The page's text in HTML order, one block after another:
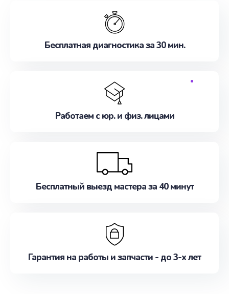
Бесплатная диагностика за 30 мин.
Работаем с юр. и физ. лицами
Бесплатный выезд мастера за 40 минут
Гарантия на работы и запчасти - до 3-х лет